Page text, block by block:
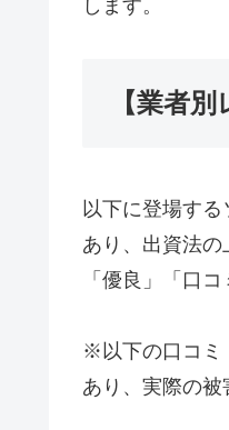
します。
【業者
以下に登場す
あり、出資法
「優良」「口
※以下の口コミ
あり、実際の被